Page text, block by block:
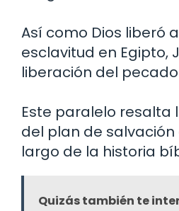
Así como Dios liberó
esclavitud en Egipto,
liberación del
Este paralelo resalta
del plan de salvación
largo de la historia
Quizás también te